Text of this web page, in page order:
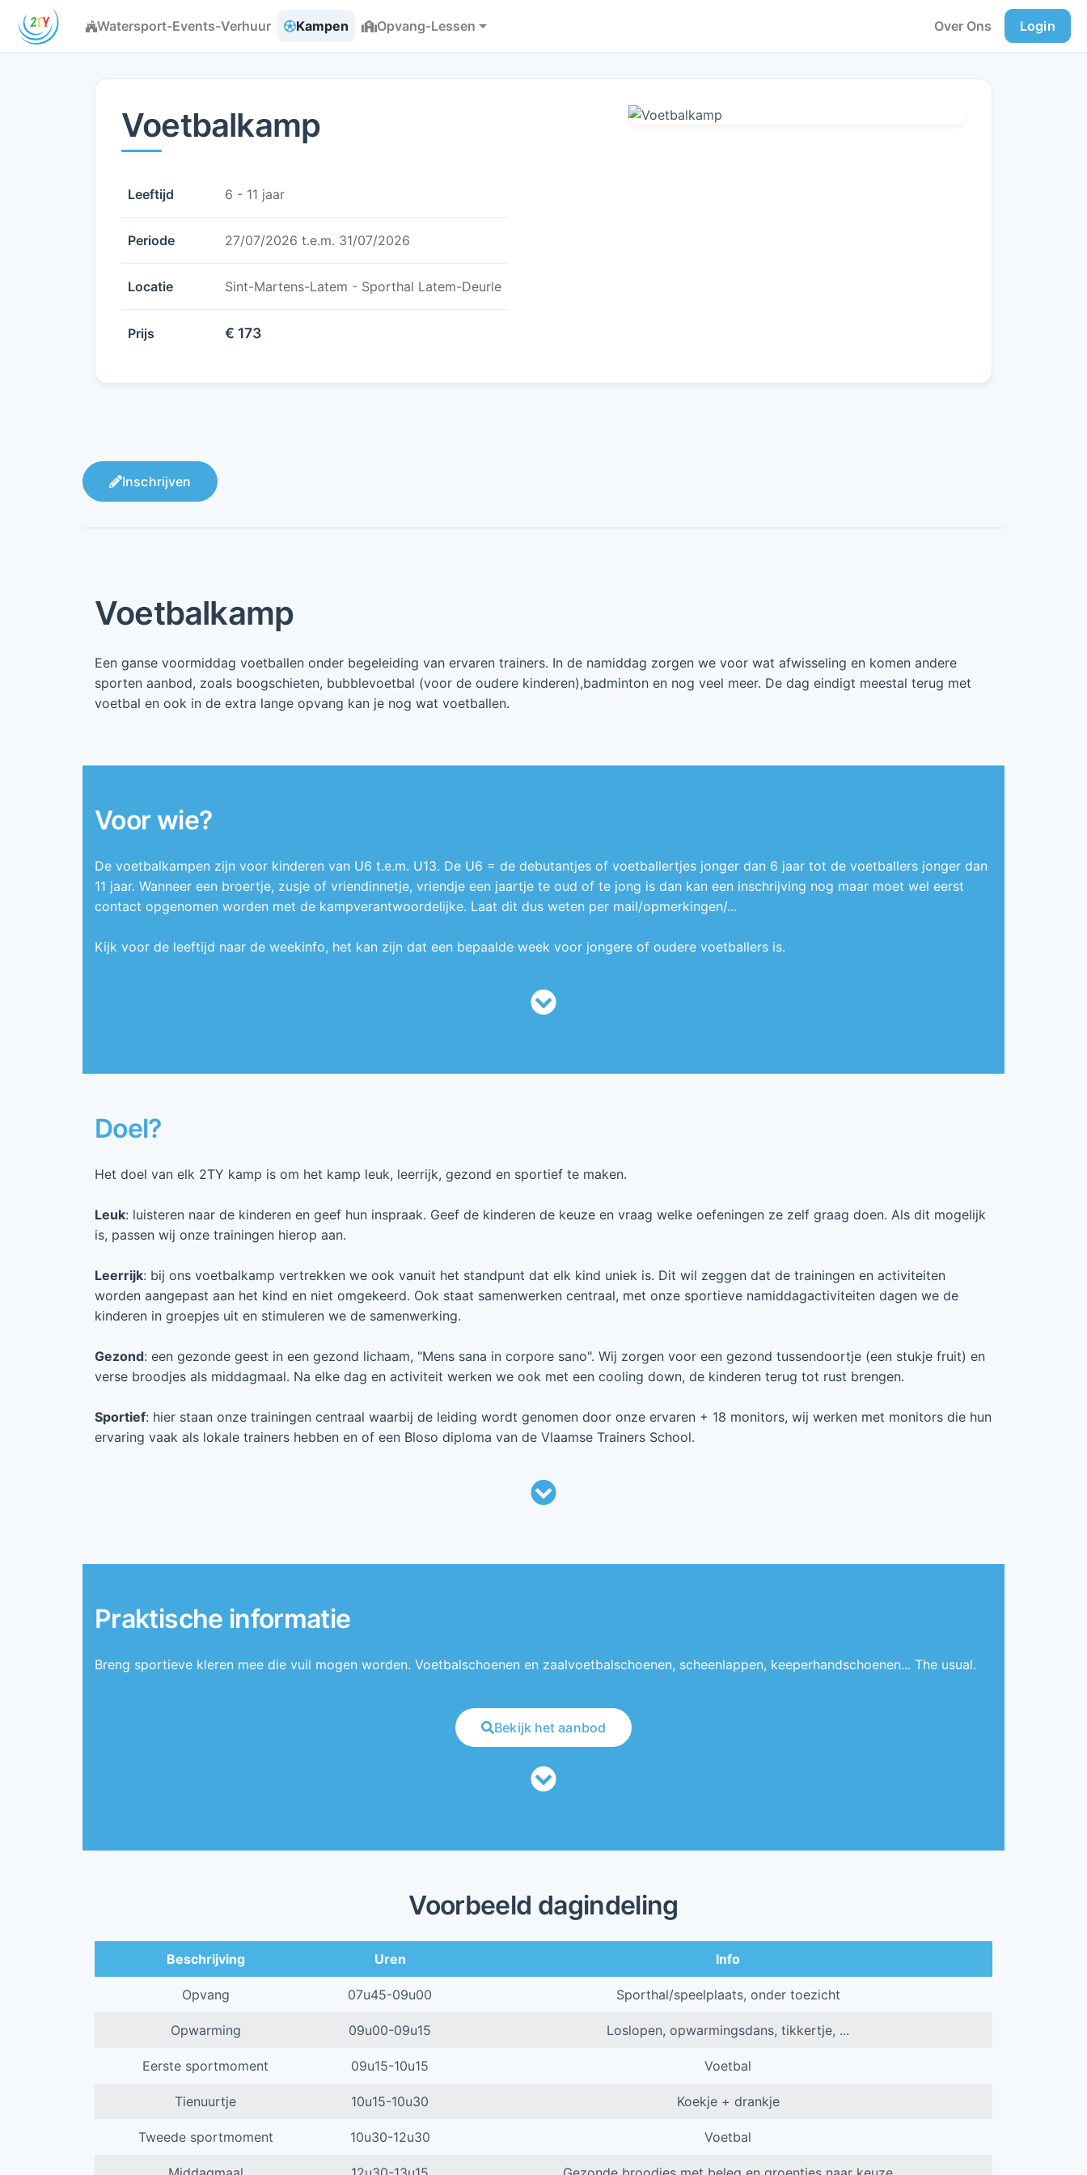
Watersport-Events-Verhuur Kampen Opvang-Lessen Over Ons Login
Voetbalkamp
Leeftijd 6 - 11 jaar
Periode 27/07/2026 t.e.m. 31/07/2026
Locatie Sint-Martens-Latem - Sporthal Latem-Deurle
Prijs € 173
Inschrijven
Voetbalkamp
Een ganse voormiddag voetballen onder begeleiding van ervaren trainers. In de namiddag zorgen we voor wat afwisseling en komen andere
sporten aanbod, zoals boogschieten, bubblevoetbal (voor de oudere kinderen),badminton en nog veel meer. De dag eindigt meestal terug met
voetbal en ook in de extra lange opvang kan je nog wat voetballen.
Voor wie?
De voetbalkampen zijn voor kinderen van U6 t.e.m. U13. De U6 = de debutantjes of voetballertjes jonger dan 6 jaar tot de voetballers jonger dan
11 jaar. Wanneer een broertje, zusje of vriendinnetje, vriendje een jaartje te oud of te jong is dan kan een inschrijving nog maar moet wel eerst
contact opgenomen worden met de kampverantwoordelijke. Laat dit dus weten per mail/opmerkingen/...
Kijk voor de leeftijd naar de weekinfo, het kan zijn dat een bepaalde week voor jongere of oudere voetballers is.
Doel?
Het doel van elk 2TY kamp is om het kamp leuk, leerrijk, gezond en sportief te maken.
Leuk: luisteren naar de kinderen en geef hun inspraak. Geef de kinderen de keuze en vraag welke oefeningen ze zelf graag doen. Als dit mogelijk
is, passen wij onze trainingen hierop aan.
Leerrijk: bij ons voetbalkamp vertrekken we ook vanuit het standpunt dat elk kind uniek is. Dit wil zeggen dat de trainingen en activiteiten
worden aangepast aan het kind en niet omgekeerd. Ook staat samenwerken centraal, met onze sportieve namiddagactiviteiten dagen we de
kinderen in groepjes uit en stimuleren we de samenwerking.
Gezond: een gezonde geest in een gezond lichaam, "Mens sana in corpore sano". Wij zorgen voor een gezond tussendoortje (een stukje fruit) en
verse broodjes als middagmaal. Na elke dag en activiteit werken we ook met een cooling down, de kinderen terug tot rust brengen.
Sportief: hier staan onze trainingen centraal waarbij de leiding wordt genomen door onze ervaren + 18 monitors, wij werken met monitors die hun
ervaring vaak als lokale trainers hebben en of een Bloso diploma van de Vlaamse Trainers School.
Praktische informatie
Breng sportieve kleren mee die vuil mogen worden. Voetbalschoenen en zaalvoetbalschoenen, scheenlappen, keeperhandschoenen... The usual.
Bekijk het aanbod
Voorbeeld dagindeling
Beschrijving Uren Info
Opvang 07u45-09u00 Sporthal/speelplaats, onder toezicht
Opwarming 09u00-09u15 Loslopen, opwarmingsdans, tikkertje, ...
Eerste sportmoment 09u15-10u15 Voetbal
Tienuurtje 10u15-10u30 Koekje + drankje
Tweede sportmoment 10u30-12u30 Voetbal